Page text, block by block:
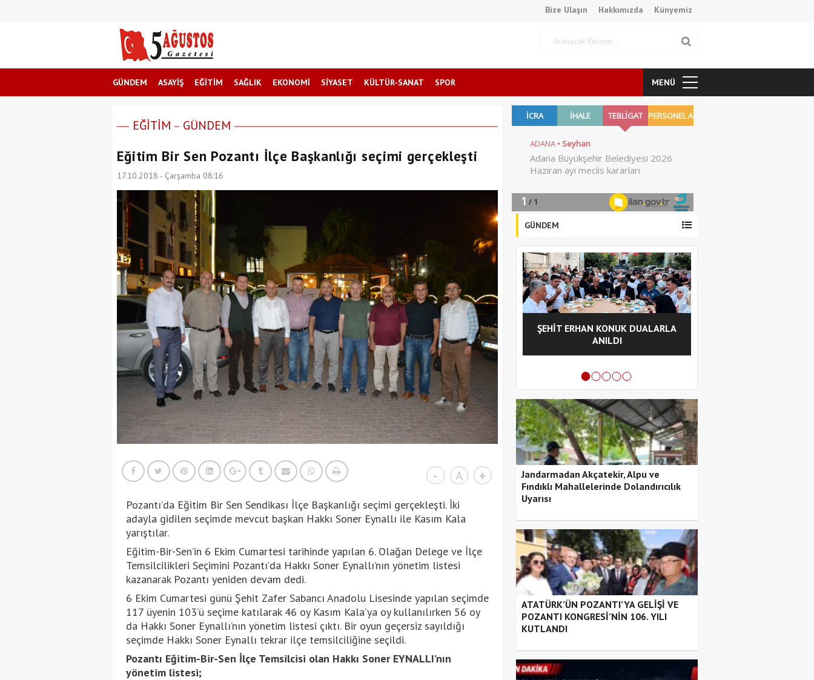
Bize Ulaşın Hakkımızda Künyemiz
GÜNDEM ASAYİŞ EĞİTİM SAĞLIK EKONOMİ SİYASET KÜLTÜR-SANAT SPOR MENÜ
EĞİTİM GÜNDEM
Eğitim Bir Sen Pozantı İlçe Başkanlığı seçimi gerçekleşti
17.10.2018 - Çarşamba 08:16
- A +
Pozantı’da Eğitim Bir Sen Sendikası İlçe Başkanlığı seçimi gerçekleşti. İki
adayla gidilen seçimde mevcut başkan Hakkı Soner Eynallı ile Kasım Kala
yarıştılar.
Eğitim-Bir-Sen’in 6 Ekim Cumartesi tarihinde yapılan 6. Olağan Delege ve İlçe
Temsilcilikleri Seçimini Pozantı’da Hakkı Soner Eynallı’nın yönetim listesi
kazanarak Pozantı yeniden devam dedi.
6 Ekim Cumartesi günü Şehit Zafer Sabancı Anadolu Lisesinde yapılan seçimde
117 üyenin 103’ü seçime katılarak 46 oy Kasım Kala’ya oy kullanılırken 56 oy
da Hakkı Soner Eynallı’nın yönetim listesi çıktı. Bir oyun geçersiz sayıldığı
seçimde Hakkı Soner Eynallı tekrar ilçe temsilciliğine seçildi.
Pozantı Eğitim-Bir-Sen İlçe Temsilcisi olan Hakkı Soner EYNALLI’nın
yönetim listesi;
GÜNDEM
ŞEHİT ERHAN KONUK DUALARLA
ANILDI
1 2 3 4 5
Jandarmadan Akçatekir, Alpu ve
Fındıklı Mahallelerinde Dolandırıcılık
Uyarısı
ATATÜRK’ÜN POZANTI’YA GELİŞİ VE
POZANTI KONGRESİ’NİN 106. YILI
KUTLANDI